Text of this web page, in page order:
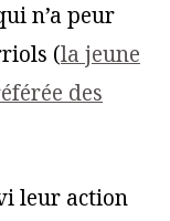
n’a peur
(la jeune
des
leur action